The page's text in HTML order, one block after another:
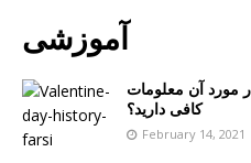
آموزشی
مورد آن معلومات
کافی دارید؟
February 14, 2021